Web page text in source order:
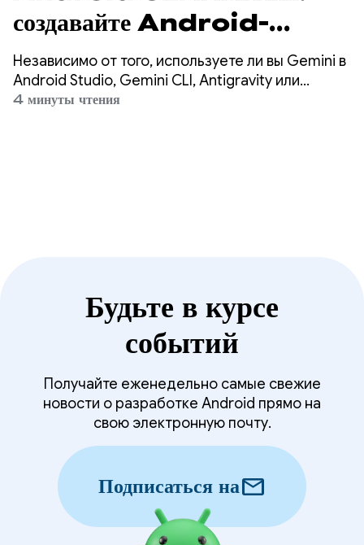
создавайте Android-
приложения в 3 раза быстрее,
используя любой агент.
Независимо от того, используете ли вы Gemini в
Android Studio, Gemini CLI, Antigravity или
сторонние агенты, такие как Claude Code или
4 минуты чтения
Будьте в курсе
событий
Получайте еженедельно самые свежие
новости о разработке Android прямо на
свою электронную почту.
Подписаться наmail